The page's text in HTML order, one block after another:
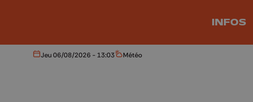
INFOS
Aujourd'hui
Jeu 06/08/2026 - 13:03 Météo
Météo